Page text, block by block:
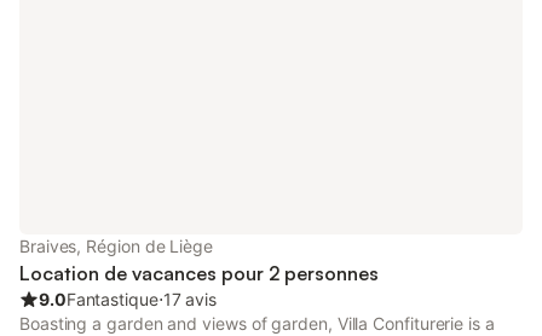
Braives, Région de Liège
Location de vacances pour 2 personnes
9.0Fantastique⋅17 avis
Boasting a garden and views of garden, Villa Confiturerie is a